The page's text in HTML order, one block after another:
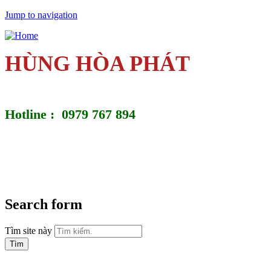
Jump to navigation
HÙNG HÒA PHÁT
Hotline : 0979 767 894
Search form
Tìm site này